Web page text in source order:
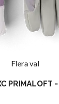
Flera val